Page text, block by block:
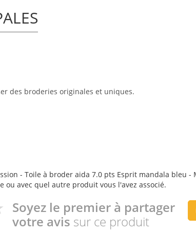
des broderies originales et uniques.
- Toile à broder aida 7.0 pts Esprit mandala bleu
ou avec quel autre produit vous l'avez associé.
Soyez le premier à partager
votre avis sur ce produit